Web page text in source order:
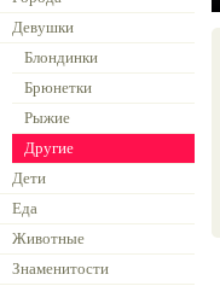
Девушки
Блондинки
Брюнетки
Рыжие
Другие
Дети
Еда
Животные
Знаменитости